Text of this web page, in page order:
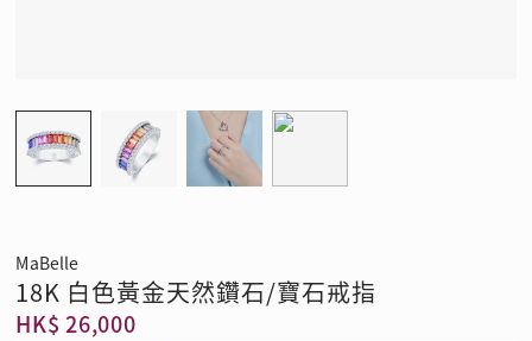
MaBelle
18K 白色黃金天然鑽石/寶石戒指
HK$ 26,000